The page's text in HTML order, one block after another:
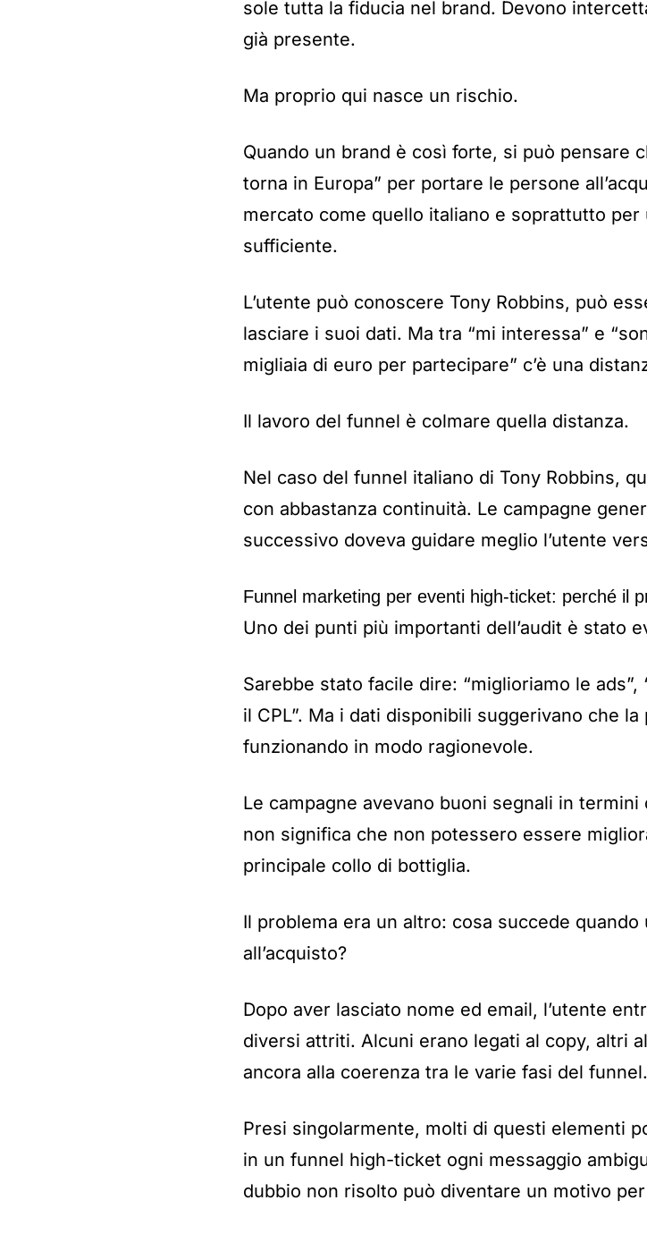
sole tutta la fiducia nel brand. Devono
già presente.
Ma proprio qui nasce un rischio.
Quando un brand è così forte, si può pensare
torna in Europa” per portare le persone
mercato come quello italiano e soprattutto per
sufficiente.
L’utente può conoscere Tony Robbins, può
lasciare i suoi dati. Ma tra “mi interessa” e
migliaia di euro per partecipare” c’è una
Il lavoro del funnel è colmare quella distanza.
Nel caso del funnel italiano di Tony Robbins,
con abbastanza continuità. Le campagne
successivo doveva guidare meglio l’utente
Funnel marketing per eventi high-ticket: perché il
Uno dei punti più importanti dell’audit è stato
Sarebbe stato facile dire: “miglioriamo le ads”,
il CPL”. Ma i dati disponibili suggerivano che
funzionando in modo ragionevole.
Le campagne avevano buoni segnali in termini
non significa che non potessero essere
principale collo di bottiglia.
Il problema era un altro: cosa succede
all’acquisto?
Dopo aver lasciato nome ed email, l’utente
diversi attriti. Alcuni erano legati al copy, altri
ancora alla coerenza tra le varie fasi del funnel.
Presi singolarmente, molti di questi elementi
in un funnel high-ticket ogni messaggio
dubbio non risolto può diventare un motivo